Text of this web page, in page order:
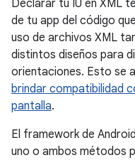
Declarar tu IU en XML
de tu app del código
uso de archivos XML
distintos diseños para
orientaciones. Esto se
brindar compatibilidad
pantalla.
El framework de
uno o ambos métodos